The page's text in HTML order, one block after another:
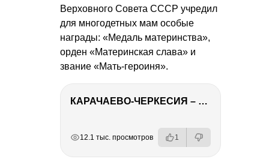
Верховного Совета СССР учредил
для многодетных мам особые
награды: «Медаль материнства»,
орден «Материнская слава» и
звание «Мать-героиня».
КАРАЧАЕВО-ЧЕРКЕСИЯ – ПУТЕШЕСТВИЕ НА КАВКАЗ часть 2
12.1 тыс. просмотров 1